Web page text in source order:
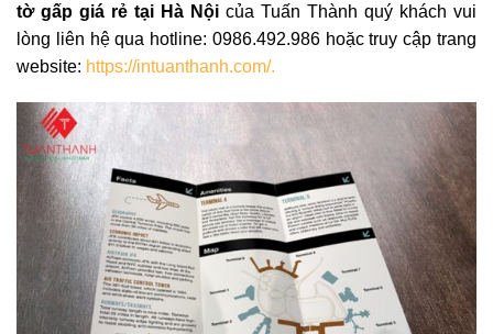
tờ gấp giá rẻ tại Hà Nội của Tuấn Thành quý khách vui
lòng liên hệ qua hotline: 0986.492.986 hoặc truy cập trang
website: https://intuanthanh.com/.